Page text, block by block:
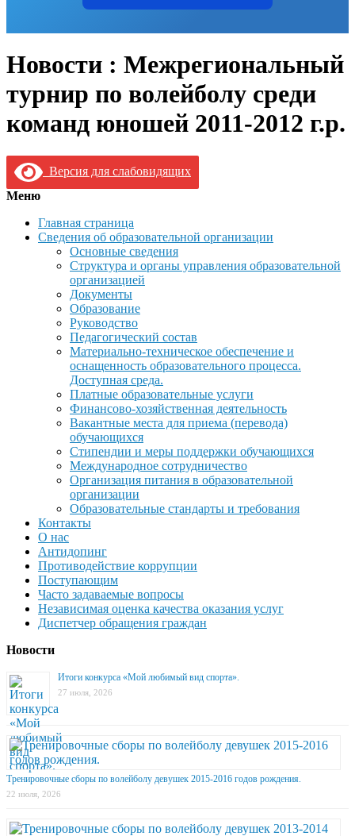
Новости : Межрегиональный
турнир по волейболу среди
команд юношей 2011-2012 г.р.
Версия для слабовидящих
Меню
Главная страница
Сведения об образовательной организации
Основные сведения
Структура и органы управления образовательной
организацией
Документы
Образование
Руководство
Педагогический состав
Материально-техническое обеспечение и
оснащенность образовательного процесса.
Доступная среда.
Платные образовательные услуги
Финансово-хозяйственная деятельность
Вакантные места для приема (перевода)
обучающихся
Стипендии и меры поддержки обучающихся
Международное сотрудничество
Организация питания в образовательной
организации
Образовательные стандарты и требования
Контакты
О нас
Антидопинг
Противодействие коррупции
Поступающим
Часто задаваемые вопросы
Независимая оценка качества оказания услуг
Диспетчер обращения граждан
Новости
Итоги конкурса «Мой любимый вид спорта».
27 июля, 2026
Тренировочные сборы по волейболу девушек 2015-2016 годов рождения.
22 июля, 2026